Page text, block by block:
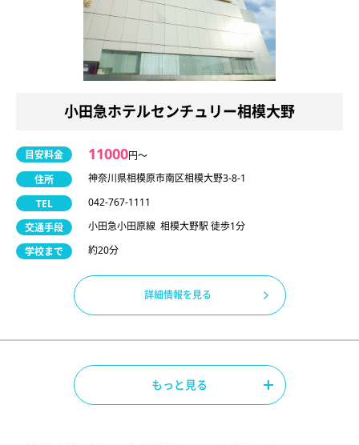
小田急ホテルセンチュリー相模大野
目安料金 11000円〜
住所
神奈川県相模原市南区相模大野3-8-1
TEL
042-767-1111
交通手段
小田急小田原線 相模大野駅 徒歩1分
学校まで
約20分
詳細情報を見る
もっと見る